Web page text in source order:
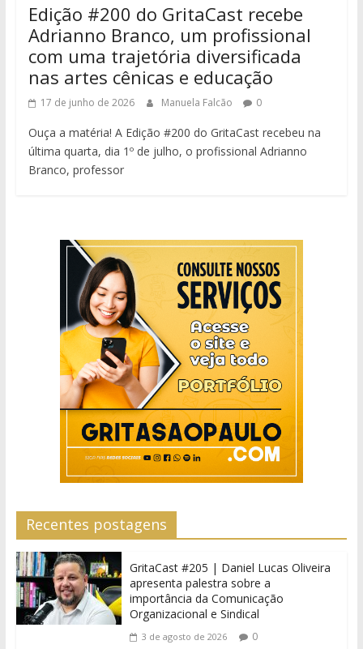
Edição #200 do GritaCast recebe
Adrianno Branco, um profissional
com uma trajetória diversificada
nas artes cênicas e educação
17 de junho de 2026 Manuela Falcão 0
Ouça a matéria! A Edição #200 do GritaCast recebeu na
última quarta, dia 1º de julho, o profissional Adrianno
Branco, professor
Recentes postagens
GritaCast #205 | Daniel Lucas Oliveira
apresenta palestra sobre a
importância da Comunicação
Organizacional e Sindical
3 de agosto de 2026 0